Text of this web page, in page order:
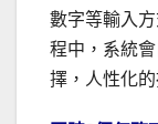
數字等輸入
程中，系統
擇，人性化